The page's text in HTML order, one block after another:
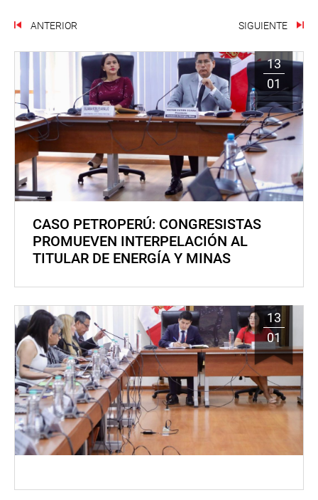
ANTERIOR SIGUIENTE
13
01
CASO PETROPERÚ: CONGRESISTAS
PROMUEVEN INTERPELACIÓN AL
TITULAR DE ENERGÍA Y MINAS
13
01